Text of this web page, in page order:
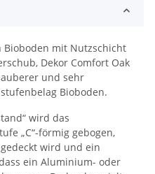
mit Nutzschicht
Dekor Comfort Oak
und sehr
Bioboden.
wird das
„C“-förmig gebogen,
wird und ein
ein Aluminium- oder